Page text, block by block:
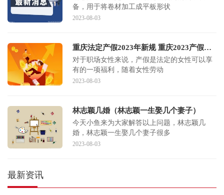
备，用于将卷材加工成平板形状
2023-08-03
重庆法定产假2023年新规 重庆2023产假多少天？
对于职场女性来说，产假是法定的女性可以享
有的一项福利，随着女性劳动
2023-08-03
林志颖几婚（林志颖一生娶几个妻子）
今天小鱼来为大家解答以上问题，林志颖几
婚，林志颖一生娶几个妻子很多
2023-08-03
最新资讯